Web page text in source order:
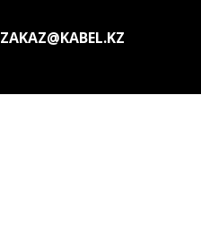
ZAKAZ@KABEL.KZ